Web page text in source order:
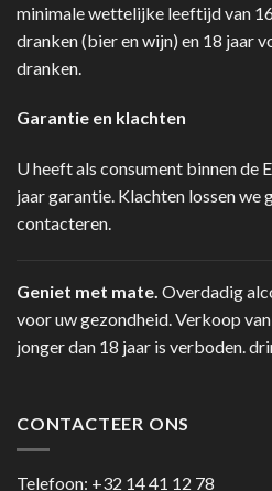
minimale wettelijke leeftijd van
dranken (bier en wijn) en 18 jaar
dranken.
Garantie en klachten
U heeft als consument binnen de
jaar garantie. Klachten lossen we
contacteren.
Geniet met mate. Overdadig
voor uw gezondheid. Verkoop
jonger dan 18 jaar is verboden.
CONTACTEER ONS
Telefoon: +32 14 41 12 78